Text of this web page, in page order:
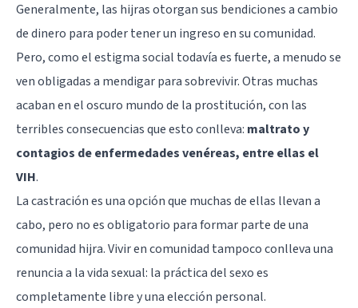
Generalmente, las hijras otorgan sus bendiciones a cambio
de dinero para poder tener un ingreso en su comunidad.
Pero, como el estigma social todavía es fuerte, a menudo se
ven obligadas a mendigar para sobrevivir. Otras muchas
acaban en el oscuro mundo de la prostitución, con las
terribles consecuencias que esto conlleva: maltrato y
contagios de enfermedades venéreas, entre ellas el
VIH.
La castración es una opción que muchas de ellas llevan a
cabo, pero no es obligatorio para formar parte de una
comunidad hijra. Vivir en comunidad tampoco conlleva una
renuncia a la vida sexual: la práctica del sexo es
completamente libre y una elección personal.